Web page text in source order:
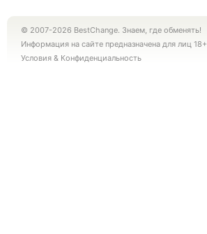
© 2007-2026 BestChange. Знаем, где обменять!
Информация на сайте предназначена для лиц 18+
Условия & Конфиденциальность